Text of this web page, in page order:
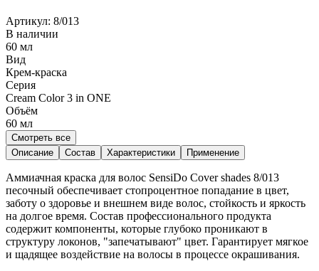
Артикул: 8/013
В наличии
60 мл
Вид
Крем-краска
Серия
Cream Color 3 in ONE
Объём
60 мл
Смотреть все
Описание
Состав Характеристики Применение
Аммиачная краска для волос SensiDo Cover shades 8/013
песочный обеспечивает стопроцентное попадание в цвет,
заботу о здоровье и внешнем виде волос, стойкость и яркость
на долгое время. Состав профессионального продукта
содержит компоненты, которые глубоко проникают в
структуру локонов, "запечатывают" цвет. Гарантирует мягкое
и щадящее воздействие на волосы в процессе окрашивания.